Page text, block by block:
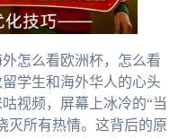
怎么看欧洲杯，怎么看
学生和海外华人的心头
视频，屏幕上冰冷的“当
灭所有热情。这背后的原